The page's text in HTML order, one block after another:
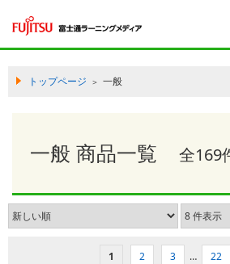
トップページ ＞ 一般
一般 商品一覧 全169
1 2 3 … 22